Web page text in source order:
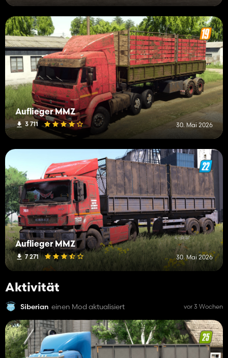
Auflieger MMZ
3 711 30. Mai 2026
Auflieger MMZ
7 271 30. Mai 2026
Aktivität
Siberian einen Mod aktualisiert vor 3 Wochen